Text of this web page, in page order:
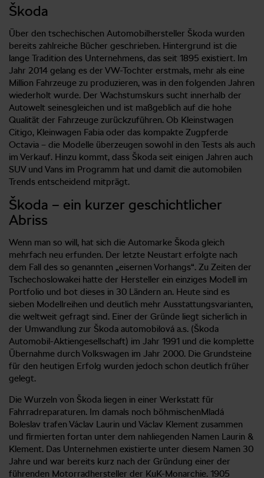
Škoda
Über den tschechischen Automobilhersteller Škoda wurden
bereits zahlreiche Bücher geschrieben. Hintergrund ist die
lange Tradition des Unternehmens, das seit 1895 existiert. Im
Jahr 2014 gelang es der VW-Tochter erstmals, mehr als eine
Million Fahrzeuge zu produzieren, was in den folgenden Jahren
wiederholt wurde. Der Wachstumskurs sucht innerhalb der
Autowelt seinesgleichen und ist maßgeblich auf die hohe
Qualität der Fahrzeuge zurückzuführen. Ob Kleinstwagen
Citigo, Kleinwagen Fabia oder das kompakte Zugpferde
Octavia – die Modelle überzeugen sowohl in den Tests als auch
im Verkauf. Hinzu kommt, dass Škoda seit einigen Jahren auch
SUV und Vans im Programm hat und damit die automobilen
Trends entscheidend mitprägt.
Škoda – ein kurzer geschichtlicher
Abriss
Wenn man so will, hat sich die Automarke Škoda gleich
mehrfach neu erfunden. Der letzte Neustart erfolgte nach
dem Fall des so genannten „eisernen Vorhangs“. Zu Zeiten der
Tschechoslowakei hatte der Hersteller ein einziges Modell im
Portfolio und bot dieses in 30 Ländern an. Heute sind es
sieben Modellreihen und deutlich mehr Ausstattungsvarianten,
die weltweit gefragt sind. Einer der Gründe liegt sicherlich in
der Umwandlung zur Škoda automobilová a.s. (Škoda
Automobil-Aktiengesellschaft) im Jahr 1991 und die komplette
Übernahme durch Volkswagen im Jahr 2000. Die Grundsteine
für den heutigen Erfolg wurden jedoch schon deutlich früher
gelegt.
Die Wurzeln von Škoda liegen in einer Werkstatt für
Fahrradreparaturen. Im damals noch böhmischenMladá
Boleslav trafen Václav Laurin und Václav Klement zusammen
und firmierten fortan unter dem nahliegenden Namen Laurin &
Klement. Das Unternehmen existierte unter diesem Namen 30
Jahre und war bereits kurz nach der Gründung einer der
führenden Motorradhersteller der KuK-Monarchie. 1905